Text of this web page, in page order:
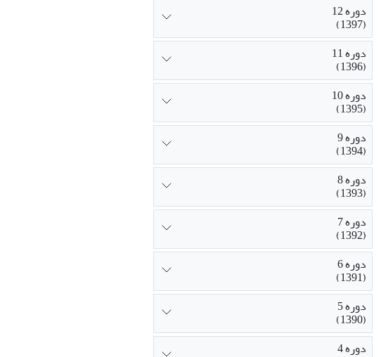
دوره 12
(1397)
دوره 11
(1396)
دوره 10
(1395)
دوره 9
(1394)
دوره 8
(1393)
دوره 7
(1392)
دوره 6
(1391)
دوره 5
(1390)
دوره 4